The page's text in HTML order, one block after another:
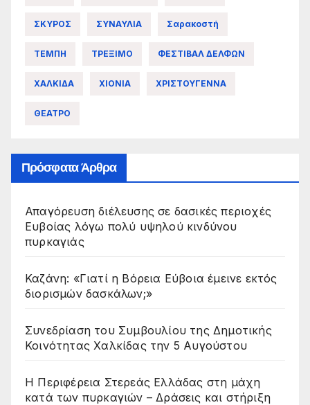
ΣΚΥΡΟΣ ΣΥΝΑΥΛΙΑ Σαρακοστή
ΤΕΜΠΗ ΤΡΕΞΙΜΟ ΦΕΣΤΙΒΑΛ ΔΕΛΦΩΝ
ΧΑΛΚΙΔΑ ΧΙΟΝΙΑ ΧΡΙΣΤΟΥΓΕΝΝΑ
ΘΕΑΤΡΟ
Πρόσφατα Άρθρα
Απαγόρευση διέλευσης σε δασικές περιοχές
Ευβοίας λόγω πολύ υψηλού κινδύνου
πυρκαγιάς
Καζάνη: «Γιατί η Βόρεια Εύβοια έμεινε εκτός
διορισμών δασκάλων;»
Συνεδρίαση του Συμβουλίου της Δημοτικής
Κοινότητας Χαλκίδας την 5 Αυγούστου
Η Περιφέρεια Στερεάς Ελλάδας στη μάχη
κατά των πυρκαγιών – Δράσεις και στήριξη